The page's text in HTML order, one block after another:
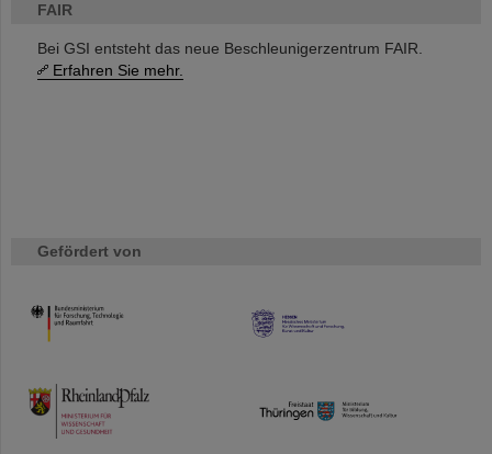
FAIR
Bei GSI entsteht das neue Beschleunigerzentrum FAIR.
Erfahren Sie mehr.
Gefördert von
HMWK
TMWWDG